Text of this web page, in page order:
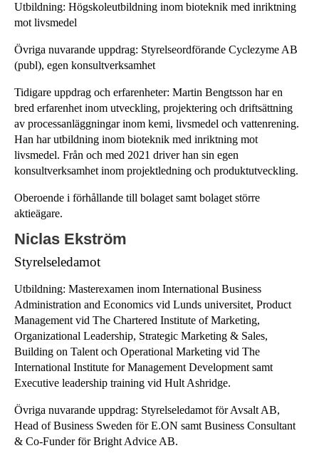
Kalender
Aktien
Bolagsstyrning
Ledning
Bolagsordning
Bolagsstämmor
Utbildning: Högskoleutbildning inom bioteknik med inriktning
mot livsmedel
Övriga nuvarande uppdrag: Styrelseordförande Cyclezyme AB
(publ), egen konsultverksamhet
Tidigare uppdrag och erfarenheter: Martin Bengtsson har en
bred erfarenhet inom utveckling, projektering och driftsättning
av processanläggningar inom kemi, livsmedel och vattenrening.
Han har utbildning inom bioteknik med inriktning mot
livsmedel. Från och med 2021 driver han sin egen
konsultverksamhet inom projektledning och produktutveckling.
Oberoende i förhållande till bolaget samt bolaget större
aktieägare.
Niclas Ekström
Styrelseledamot
Utbildning: Masterexamen inom International Business
Administration and Economics vid Lunds universitet, Product
Management vid The Chartered Institute of Marketing,
Organizational Leadership, Strategic Marketing & Sales,
Building on Talent och Operational Marketing vid The
International Institute for Management Development samt
Executive leadership training vid Hult Ashridge.
Övriga nuvarande uppdrag: Styrelseledamot för Avsalt AB,
Head of Business Sweden för E.ON samt Business Consultant
& Co-Funder för Bright Advice AB.